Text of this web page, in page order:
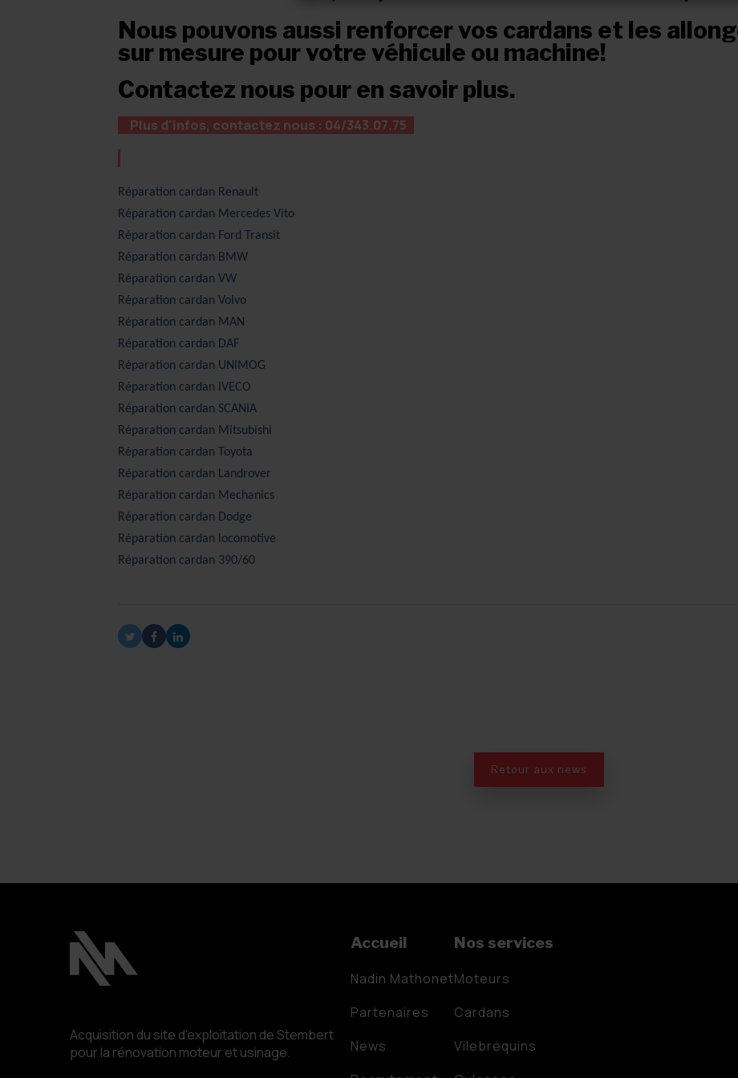
Nous pouvons aussi renforcer vos cardans et les
sur mesure pour votre véhicule ou machine!
Contactez nous pour en savoir plus.
Plus d'infos, contactez nous : 04/343.07.75
Réparation cardan Renault
Réparation cardan Mercedes Vito
Réparation cardan Ford Transit
Réparation cardan BMW
Réparation cardan VW
Réparation cardan Volvo
Réparation cardan MAN
Réparation cardan DAF
Réparation cardan UNIMOG
Réparation cardan IVECO
Réparation cardan SCANIA
Réparation cardan Mitsubishi
Réparation cardan Toyota
Réparation cardan Landrover
Réparation cardan Mechanics
Réparation cardan Dodge
Réparation cardan locomotive
Réparation cardan 390/60
Retour aux news
Acquisition du site d’exploitation de Stembert
pour la rénovation moteur et usinage.
Accueil
Nadin Mathonet
Partenaires
News
Nos services
Moteurs
Cardans
Vilebrequins